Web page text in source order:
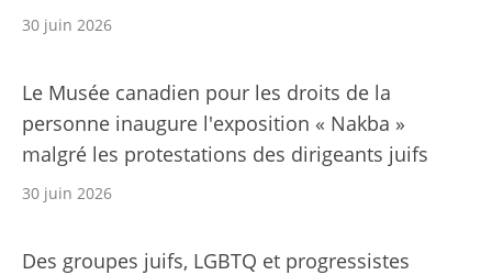
30 juin 2026
Le Musée canadien pour les droits de la
personne inaugure l'exposition « Nakba »
malgré les protestations des dirigeants juifs
30 juin 2026
Des groupes juifs, LGBTQ et progressistes